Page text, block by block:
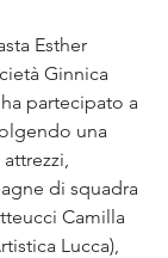
Esther
Ginnica
partecipato a
una
di squadra
Camilla
Lucca),